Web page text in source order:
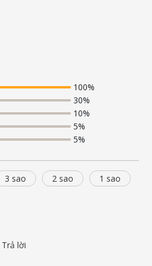
100%
30%
10%
5%
5%
3 sao 2 sao 1 sao
Trả lời